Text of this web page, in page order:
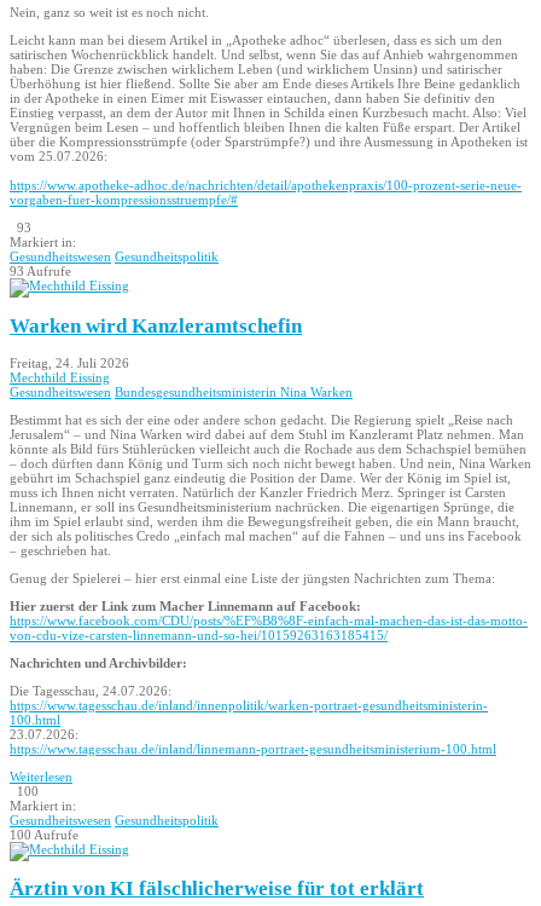
Nein, ganz so weit ist es noch nicht.
Leicht kann man bei diesem Artikel in „Apotheke adhoc“ überlesen, dass es sich um den
satirischen Wochenrückblick handelt. Und selbst, wenn Sie das auf Anhieb wahrgenommen
haben: Die Grenze zwischen wirklichem Leben (und wirklichem Unsinn) und satirischer
Überhöhung ist hier fließend. Sollte Sie aber am Ende dieses Artikels Ihre Beine gedanklich
in der Apotheke in einen Eimer mit Eiswasser eintauchen, dann haben Sie definitiv den
Einstieg verpasst, an dem der Autor mit Ihnen in Schilda einen Kurzbesuch macht. Also: Viel
Vergnügen beim Lesen – und hoffentlich bleiben Ihnen die kalten Füße erspart. Der Artikel
über die Kompressionsstrümpfe (oder Sparstrümpfe?) und ihre Ausmessung in Apotheken ist
vom 25.07.2026:
https://www.apotheke-adhoc.de/nachrichten/detail/apothekenpraxis/100-prozent-serie-neue-
vorgaben-fuer-kompressionsstruempfe/#
93
Markiert in:
Gesundheitswesen Gesundheitspolitik
93 Aufrufe
Warken wird Kanzleramtschefin
Freitag, 24. Juli 2026
Mechthild Eissing
Gesundheitswesen Bundesgesundheitsministerin Nina Warken
Bestimmt hat es sich der eine oder andere schon gedacht. Die Regierung spielt „Reise nach
Jerusalem“ – und Nina Warken wird dabei auf dem Stuhl im Kanzleramt Platz nehmen. Man
könnte als Bild fürs Stühlerücken vielleicht auch die Rochade aus dem Schachspiel bemühen
– doch dürften dann König und Turm sich noch nicht bewegt haben. Und nein, Nina Warken
gebührt im Schachspiel ganz eindeutig die Position der Dame. Wer der König im Spiel ist,
muss ich Ihnen nicht verraten. Natürlich der Kanzler Friedrich Merz. Springer ist Carsten
Linnemann, er soll ins Gesundheitsministerium nachrücken. Die eigenartigen Sprünge, die
ihm im Spiel erlaubt sind, werden ihm die Bewegungsfreiheit geben, die ein Mann braucht,
der sich als politisches Credo „einfach mal machen“ auf die Fahnen – und uns ins Facebook
– geschrieben hat.
Genug der Spielerei – hier erst einmal eine Liste der jüngsten Nachrichten zum Thema:
Hier zuerst der Link zum Macher Linnemann auf Facebook:
https://www.facebook.com/CDU/posts/%EF%B8%8F-einfach-mal-machen-das-ist-das-motto-
von-cdu-vize-carsten-linnemann-und-so-hei/10159263163185415/
Nachrichten und Archivbilder:
Die Tagesschau, 24.07.2026:
https://www.tagesschau.de/inland/innenpolitik/warken-portraet-gesundheitsministerin-
100.html
23.07.2026:
https://www.tagesschau.de/inland/linnemann-portraet-gesundheitsministerium-100.html
Weiterlesen
100
Markiert in:
Gesundheitswesen Gesundheitspolitik
100 Aufrufe
Ärztin von KI fälschlicherweise für tot erklärt